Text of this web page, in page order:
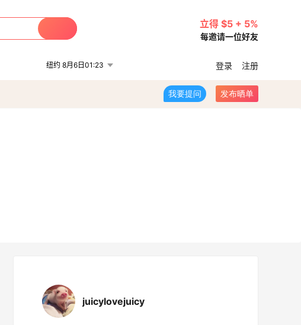
立得 $5 + 5%
每邀请一位好友
纽约 8月6日01:23 登录 注册
我要提问 发布晒单
juicylovejuicy